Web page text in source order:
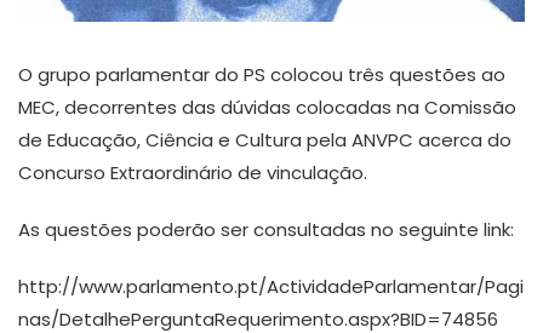
O grupo parlamentar do PS colocou três questões ao
MEC, decorrentes das dúvidas colocadas na Comissão
de Educação, Ciência e Cultura pela ANVPC acerca do
Concurso Extraordinário de vinculação.
As questões poderão ser consultadas no seguinte link:
http://www.parlamento.pt/ActividadeParlamentar/Pagi
nas/DetalhePerguntaRequerimento.aspx?BID=74856